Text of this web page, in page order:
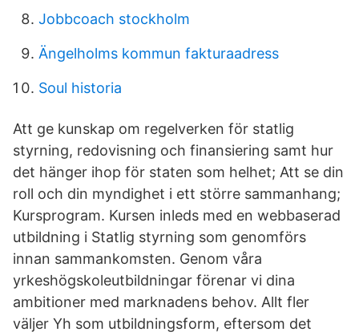
Jobbcoach stockholm
Ängelholms kommun fakturaadress
Soul historia
Att ge kunskap om regelverken för statlig
styrning, redovisning och finansiering samt hur
det hänger ihop för staten som helhet; Att se din
roll och din myndighet i ett större sammanhang;
Kursprogram. Kursen inleds med en webbaserad
utbildning i Statlig styrning som genomförs
innan sammankomsten. Genom våra
yrkeshögskoleutbildningar förenar vi dina
ambitioner med marknadens behov. Allt fler
väljer Yh som utbildningsform, eftersom det